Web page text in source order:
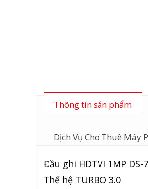
Thông tin sản phẩm
Dịch Vụ Cho Thuê Máy
Đầu ghi HDTVI 1MP DS-
Thế hệ TURBO 3.0